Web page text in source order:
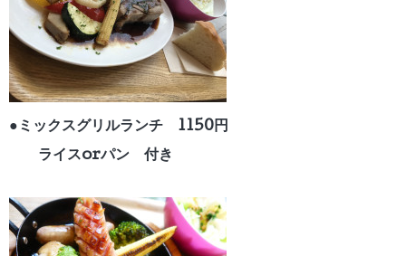
●ミックスグリルランチ 1150円
ライスorパン 付き